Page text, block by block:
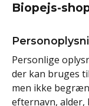
Biopejs-
Personlige
der kan bruges
men ikke
efternavn, alder,